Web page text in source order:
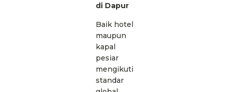
di Dapur
Baik hotel
maupun
kapal
pesiar
mengikuti
standar